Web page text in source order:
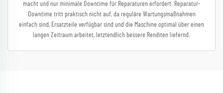
macht und nur minimale Downtime für Reparaturen erfordert. Reparatur-
Downtime tritt praktisch nicht auf, da reguläre Wartungsmaßnahmen
einfach sind, Ersatzteile verfügbar sind und die Maschine optimal über einen
langen Zeitraum arbeitet, letztendlich bessere Renditen liefernd.